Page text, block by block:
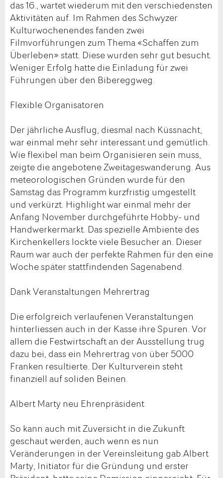
das 16., wartet wiederum mit den verschiedensten
Aktivitäten auf. Im Rahmen des Schwyzer
Kulturwochenendes fanden zwei
Filmvorführungen zum Thema «Schaffen zum
Überleben» statt. Diese wurden sehr gut besucht.
Weniger Erfolg hatte die Einladung für zwei
Führungen über den Bibereggweg.
Flexible Organisatoren
Der jährliche Ausflug, diesmal nach Küssnacht,
war einmal mehr sehr interessant und gemütlich.
Wie flexibel man beim Organisieren sein muss,
zeigte die angebotene Zweitageswanderung. Aus
meteorologischen Gründen wurde für den
Samstag das Programm kurzfristig umgestellt
und verkürzt. Highlight war einmal mehr der
Anfang November durchgeführte Hobby- und
Handwerkermarkt. Das spezielle Ambiente des
Kirchenkellers lockte viele Besucher an. Dieser
Raum war auch der perfekte Rahmen für den eine
Woche später stattfindenden Sagenabend.
Dank Veranstaltungen Mehrertrag
Die erfolgreich verlaufenen Veranstaltungen
hinterliessen auch in der Kasse ihre Spuren. Vor
allem die Festwirtschaft an der Ausstellung trug
dazu bei, dass ein Mehrertrag von über 5000
Franken resultierte. Der Kulturverein steht
finanziell auf soliden Beinen.
Albert Marty neu Ehrenpräsident
So kann auch mit Zuversicht in die Zukunft
geschaut werden, auch wenn es nun
Veränderungen in der Vereinsleitung gab.Albert
Marty, Initiator für die Gründung und erster